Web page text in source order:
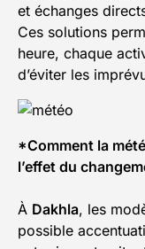
et échanges
Ces solutions
heure, chaque
d’éviter les
*Comment la
l’effet du
À Dakhla, les
possible